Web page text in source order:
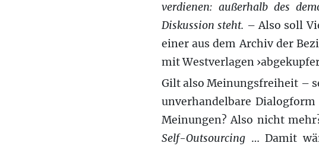
verdienen: außerhalb des
Diskussion steht. – Also soll
einer aus dem Archiv der
mit Westverlagen
Gilt also Meinungsfreiheit –
unverhandelbare
Meinungen? Also nicht
Self-Outsourcing … Damit